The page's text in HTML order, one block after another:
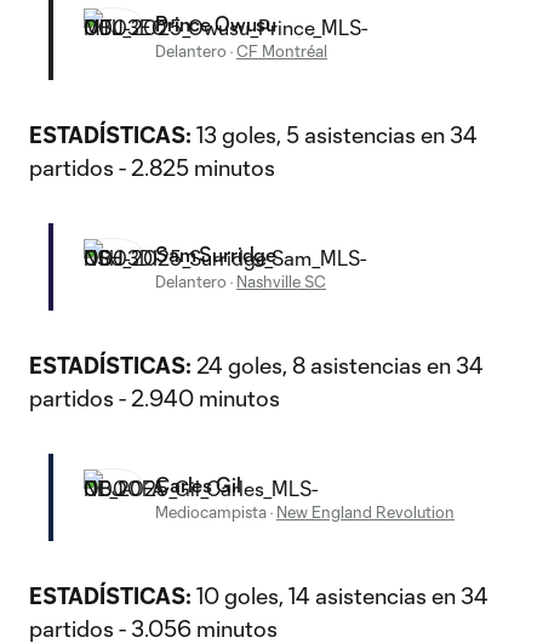
Prince Owusu
Delantero ·CF Montréal
ESTADÍSTICAS: 13 goles, 5 asistencias en 34
partidos - 2.825 minutos
Sam Surridge
Delantero · Nashville SC
ESTADÍSTICAS: 24 goles, 8 asistencias en 34
partidos - 2.940 minutos
Carles Gil
Mediocampista· New England Revolution
ESTADÍSTICAS: 10 goles, 14 asistencias en 34
partidos - 3.056 minutos